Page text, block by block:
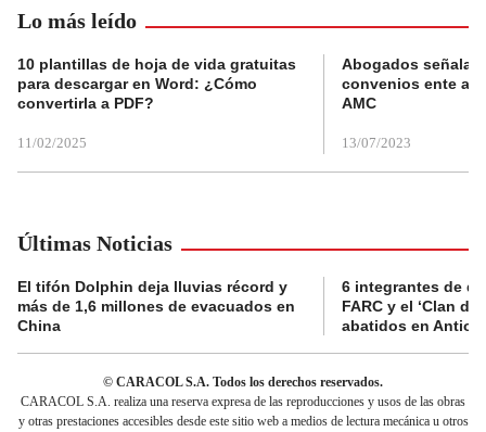
Lo más leído
10 plantillas de hoja de vida gratuitas
para descargar en Word: ¿Cómo
convertirla a PDF?
11/02/2025
Abogados
convenios ente
AMC
13/07/2023
Últimas Noticias
El tifón Dolphin deja lluvias récord y
más de 1,6 millones de evacuados en
China
6 integrantes de
FARC y el ‘Clan
abatidos en
© CARACOL S.A. Todos los derechos reservados.
CARACOL S.A. realiza una reserva expresa de las reproducciones y usos de las obras
y otras prestaciones accesibles desde este sitio web a medios de lectura mecánica u otros